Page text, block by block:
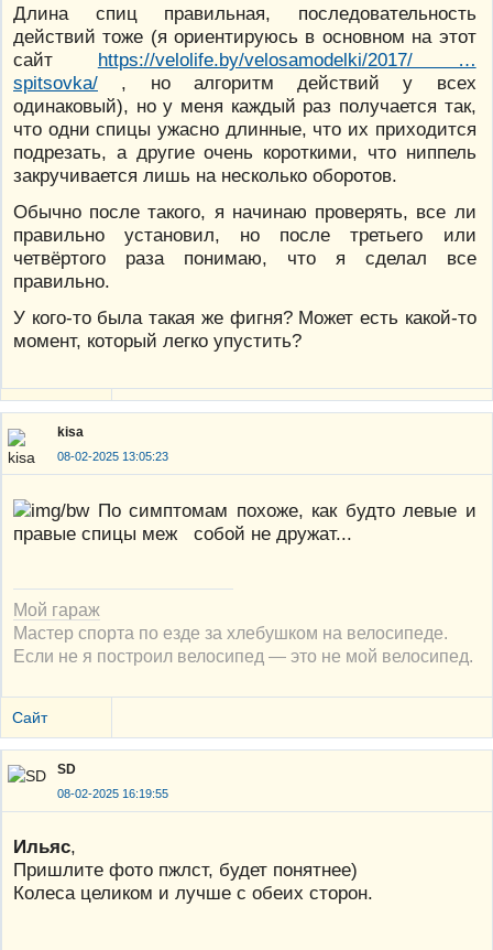
Длина спиц правильная, последовательность
действий тоже (я ориентируюсь в основном на этот
сайт https://velolife.by/velosamodelki/2017/ …
spitsovka/ , но алгоритм действий у всех
одинаковый), но у меня каждый раз получается так,
что одни спицы ужасно длинные, что их приходится
подрезать, а другие очень короткими, что ниппель
закручивается лишь на несколько оборотов.
Обычно после такого, я начинаю проверять, все ли
правильно установил, но после третьего или
четвёртого раза понимаю, что я сделал все
правильно.
У кого-то была такая же фигня? Может есть какой-то
момент, который легко упустить?
kisa
08-02-2025 13:05:23
По симптомам похоже, как будто левые и
правые спицы меж собой не дружат...
Мой гараж
Мастер спорта по езде за хлебушком на велосипеде.
Если не я построил велосипед — это не мой велосипед.
Сайт
SD
08-02-2025 16:19:55
Ильяс,
Пришлите фото пжлст, будет понятнее)
Колеса целиком и лучше с обеих сторон.